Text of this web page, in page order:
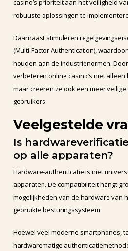
casino’s prioriteit aan het veiligheid
robuuste oplossingen te
Daarnaast stimuleren
(Multi-Factor Authentication),
houden aan de industrienormen.
verbeteren online casino’s niet
maar creëren ze ook een meer
gebruikers.
Veelgestelde
Is
op alle apparaten?
Hardware-authenticatie is niet
apparaten. De compatibiliteit hangt
mogelijkheden van de hardware van
gebruikte besturingssysteem.
Hoewel veel moderne smartphones,
hardwarematige